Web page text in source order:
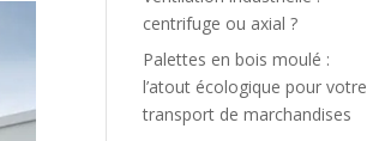
centrifuge ou axial ?
Palettes en bois moulé :
l’atout écologique pour votre
transport de marchandises